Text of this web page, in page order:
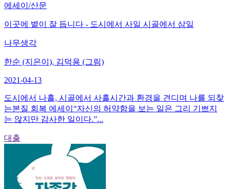
에세이/산문
이곳에 볕이 잘 듭니다 - 도시에서 사일 시골에서 삼일
나무생각
한순 (지은이), 김덕용 (그림)
2021-04-13
도시에서 나흘, 시골에서 사흘시간과 환경을 견디며 나를 되찾
는본질 회복 에세이“자신의 허약함을 보는 일은 그리 기쁘지
는 않지만 감사한 일이다.”...
대출